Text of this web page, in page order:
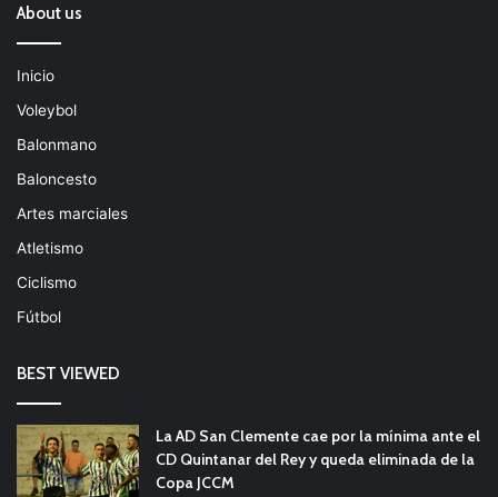
About us
Inicio
Voleybol
Balonmano
Baloncesto
Artes marciales
Atletismo
Ciclismo
Fútbol
BEST VIEWED
La AD San Clemente cae por la mínima ante el
CD Quintanar del Rey y queda eliminada de la
Copa JCCM